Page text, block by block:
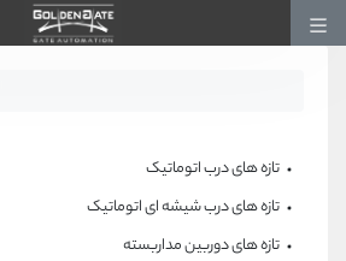
تازه های درب اتوماتیک
تازه های درب شیشه ای اتوماتیک
تازه های دوربین مداربسته